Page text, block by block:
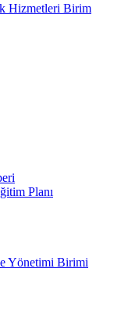
Hizmetleri Birim
Planı
Yönetimi Birimi